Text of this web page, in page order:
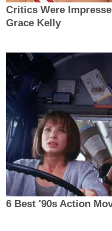
Critics Were
Grace Kelly
6 Best '90s Action